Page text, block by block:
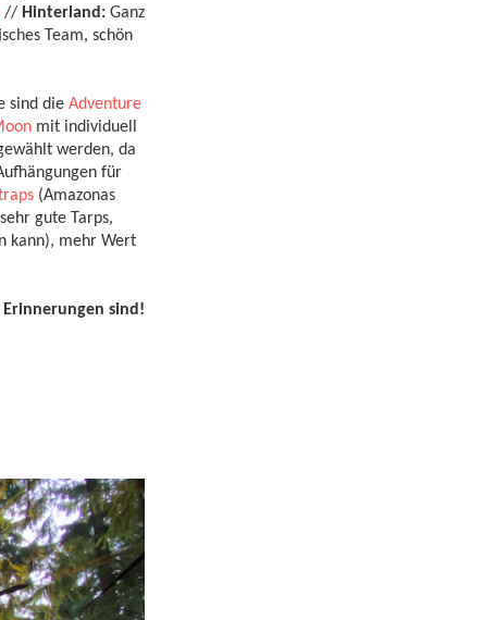
// Hinterland: Ganz
Team, schön
sind die Adventure
mit individuell
werden, da
für
(Amazonas
gute Tarps,
kann), mehr Wert
sind!